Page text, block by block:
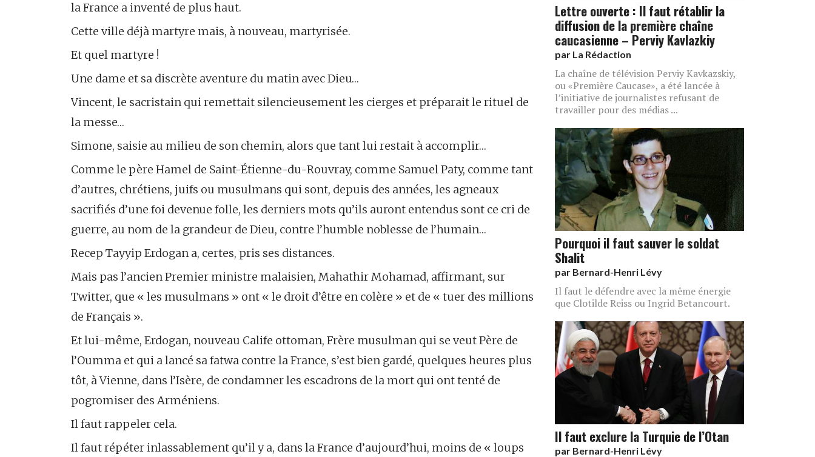
la France a inventé de plus haut.
Cette ville déjà martyre mais, à nouveau, martyrisée.
Et quel martyre !
Une dame et sa discrète aventure du matin avec Dieu…
Vincent, le sacristain qui remettait silencieusement les cierges et préparait le rituel de
la messe…
Simone, saisie au milieu de son chemin, alors que tant lui restait à accomplir…
Comme le père Hamel de Saint-Étienne-du-Rouvray, comme Samuel Paty, comme tant
d’autres, chrétiens, juifs ou musulmans qui sont, depuis des années, les agneaux
sacrifiés d’une foi devenue folle, les derniers mots qu’ils auront entendus sont ce cri de
guerre, au nom de la grandeur de Dieu, contre l’humble noblesse de l’humain…
Recep Tayyip Erdogan a, certes, pris ses distances.
Mais pas l’ancien Premier ministre malaisien, Mahathir Mohamad, affirmant, sur
Twitter, que « les musulmans » ont « le droit d’être en colère » et de « tuer des millions
de Français ».
Et lui-même, Erdogan, nouveau Calife ottoman, Frère musulman qui se veut Père de
l’Oumma et qui a lancé sa fatwa contre la France, s’est bien gardé, quelques heures plus
tôt, à Vienne, dans l’Isère, de condamner les escadrons de la mort qui ont tenté de
pogromiser des Arméniens.
Il faut rappeler cela.
Il faut répéter inlassablement qu’il y a, dans la France d’aujourd’hui, moins de « loups
Lettre ouverte : Il faut rétablir la
diffusion de la première chaîne
caucasienne – Perviy Kavlazkiy
par La Rédaction
La chaîne de télévision Perviy Kavkazskiy,
ou «Première Caucase», a été lancée à
l’initiative de journalistes refusant de
travailler pour des médias ...
Pourquoi il faut sauver le soldat
Shalit
par Bernard-Henri Lévy
Il faut le défendre avec la même énergie
que Clotilde Reiss ou Ingrid Betancourt.
Il faut exclure la Turquie de l’Otan
par Bernard-Henri Lévy